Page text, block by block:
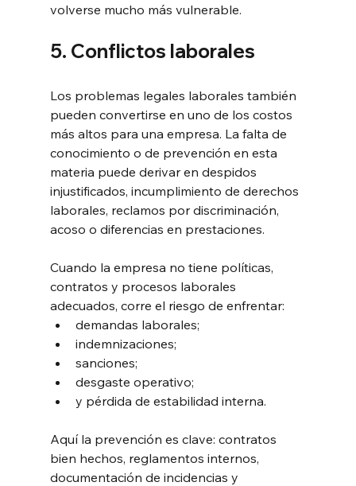
volverse mucho más vulnerable.
5. Conflictos laborales
Los problemas legales laborales también
pueden convertirse en uno de los costos
más altos para una empresa. La falta de
conocimiento o de prevención en esta
materia puede derivar en despidos
injustificados, incumplimiento de derechos
laborales, reclamos por discriminación,
acoso o diferencias en prestaciones.
Cuando la empresa no tiene políticas,
contratos y procesos laborales
adecuados, corre el riesgo de enfrentar:
demandas laborales;
indemnizaciones;
sanciones;
desgaste operativo;
y pérdida de estabilidad interna.
Aquí la prevención es clave: contratos
bien hechos, reglamentos internos,
documentación de incidencias y